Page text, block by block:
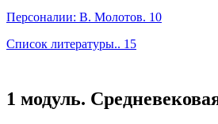
Персоналии: В. Молотов. 10
Список литературы.. 15
1 модуль.